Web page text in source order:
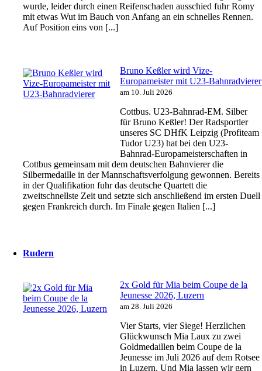
wurde, leider durch einen Reifenschaden ausschied fuhr Romy
mit etwas Wut im Bauch von Anfang an ein schnelles Rennen.
Auf Position eins von [...]
Bruno Keßler wird Vize-
Europameister mit U23-Bahnradvierer
am 10. Juli 2026
Cottbus. U23-Bahnrad-EM. Silber
für Bruno Keßler! Der Radsportler
unseres SC DHfK Leipzig (Profiteam
Tudor U23) hat bei den U23-
Bahnrad-Europameisterschaften in
Cottbus gemeinsam mit dem deutschen Bahnvierer die
Silbermedaille in der Mannschaftsverfolgung gewonnen. Bereits
in der Qualifikation fuhr das deutsche Quartett die
zweitschnellste Zeit und setzte sich anschließend im ersten Duell
gegen Frankreich durch. Im Finale gegen Italien [...]
Rudern
2x Gold für Mia beim Coupe de la
Jeunesse 2026, Luzern
am 28. Juli 2026
Vier Starts, vier Siege! Herzlichen
Glückwunsch Mia Laux zu zwei
Goldmedaillen beim Coupe de la
Jeunesse im Juli 2026 auf dem Rotsee
in Luzern. Und Mia lassen wir gern